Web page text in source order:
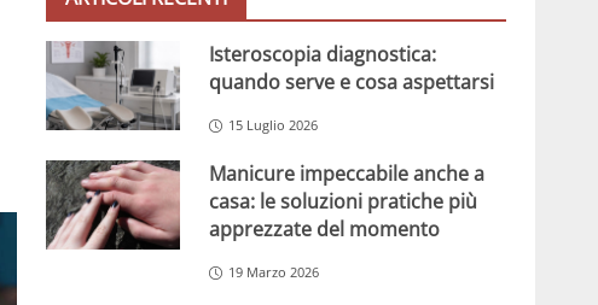
Isteroscopia diagnostica:
quando serve e cosa aspettarsi
15 Luglio 2026
Manicure impeccabile anche a
casa: le soluzioni pratiche più
apprezzate del momento
19 Marzo 2026